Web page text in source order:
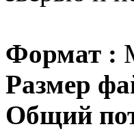
Формат :
Размер
Общий